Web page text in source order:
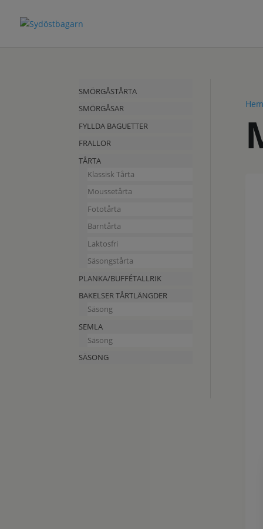
SMÖRGÅSTÅRTA
SMÖRGÅSAR
FYLLDA BAGUETTER
FRALLOR
TÅRTA
Klassisk Tårta
Moussetårta
Fototårta
Barntårta
Laktosfri
Säsongstårta
PLANKA/BUFFÉTALLRIK
BAKELSER TÅRTLÄNGDER
Säsong
SEMLA
Säsong
SÄSONG
Hem